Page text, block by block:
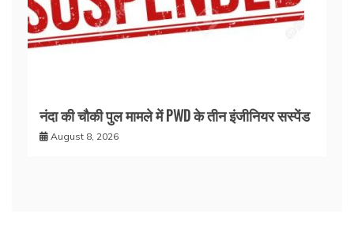
नंदा की चौकी पुल मामले में PWD के तीन इंजीनियर सस्पेंड
August 8, 2026